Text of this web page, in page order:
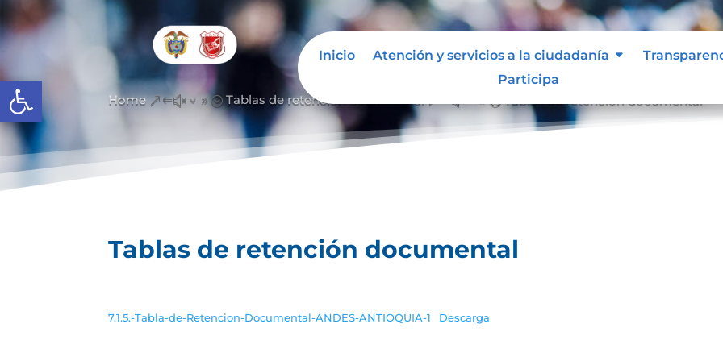
Abrir barra de herramientas
Inicio Atención y servicios a la ciudadanía
Participa
Home &#x39; Tablas de retención documental
Tablas de retención documental
7.1.5.-Tabla-de-Retencion-Documental-ANDES-ANTIOQUIA-1 Descarga